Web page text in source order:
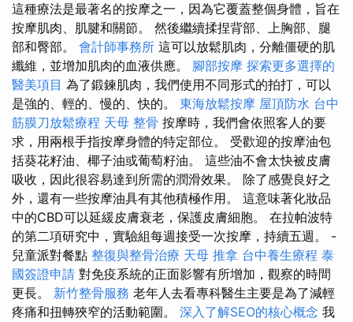
這種療法是最著名的按摩之一，因為它覆蓋整個身體，旨在
按摩肌肉、肌腱和關節。 然後繼續揉捏背部、上胸部、腿
部和臀部。 會計師事務所 這可以放鬆肌肉，分離僵硬的肌
纖維，並增加肌肉的血液供應。 腳部按摩 探索更多選擇的
醫美項目 為了鍛鍊肌肉，我們使用不同形式的拍打，可以
是強的、輕的、慢的、快的。 東海放鬆按摩 屋頂防水 台中
筋膜刀放鬆療程 天母 整骨 按摩時，我們會依照客人的要
求，用兩根手指按摩身體的特定部位。 受歡迎的按摩油包
括葵花籽油、椰子油或葡萄籽油。 這些油不會太快被皮膚
吸收，因此很容易達到所需的潤滑效果。 除了感覺良好之
外，還有一些按摩油具有其他積極作用。 這意味著化妝品
中的CBD可以延緩皮膚衰老，保護皮膚細胞。 在拉帕波特
的第二項研究中，實驗組每週接受一次按摩，持續五週。 -
兒童派對餐點 整復與整骨治療 天母 推拿 台中養生療程 泰
國簽證申請 對免疫系統的正面影響有所增加，觀察的時間
更長。 新竹整骨服務 老年人去看專科醫生主要是為了減輕
疼痛和扭轉狹窄的活動範圍。 深入了解SEO的核心概念 我